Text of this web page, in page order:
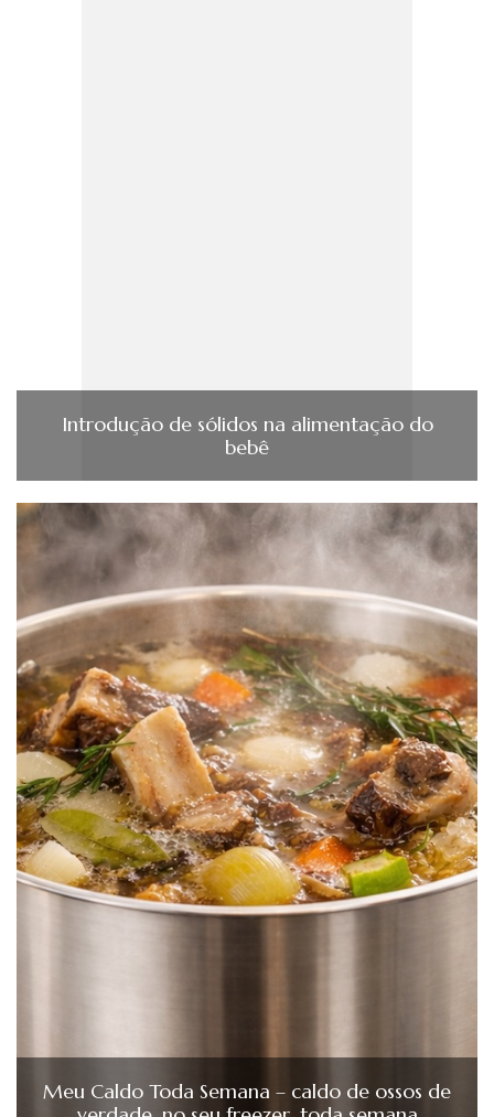
Introdução de sólidos na alimentação do
bebê
Meu Caldo Toda Semana – caldo de ossos de